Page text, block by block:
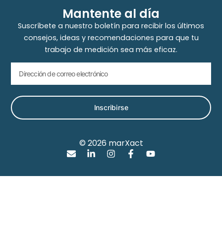
Mantente al día
Suscríbete a nuestro boletín para recibir los últimos
consejos, ideas y recomendaciones para que tu
trabajo de medición sea más eficaz.
Inscribirse
© 2026 marXact